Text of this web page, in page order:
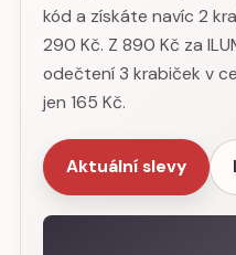
kód a získáte navíc 2
290 Kč. Z 890 Kč za
odečtení 3 krabiček v
jen 165 Kč.
Aktuální slevy